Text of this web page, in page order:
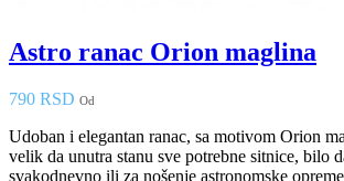
Astro ranac Orion maglina
790 RSD Od
Udoban i elegantan ranac, sa motivom Orion
velik da unutra stanu sve potrebne sitnice, bilo
svakodnevno ili za nošenje astronomske opreme